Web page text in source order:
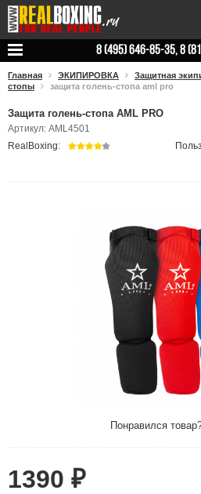
8 (495) 646-85-35, 8
Главная ЭКИПИРОВКА Защитная
стопы
защита голень-стопа aml pro
Защита голень-стопа AML PRO
Артикул: AML4501
Понравился
RealBoxing:
1390 ₽